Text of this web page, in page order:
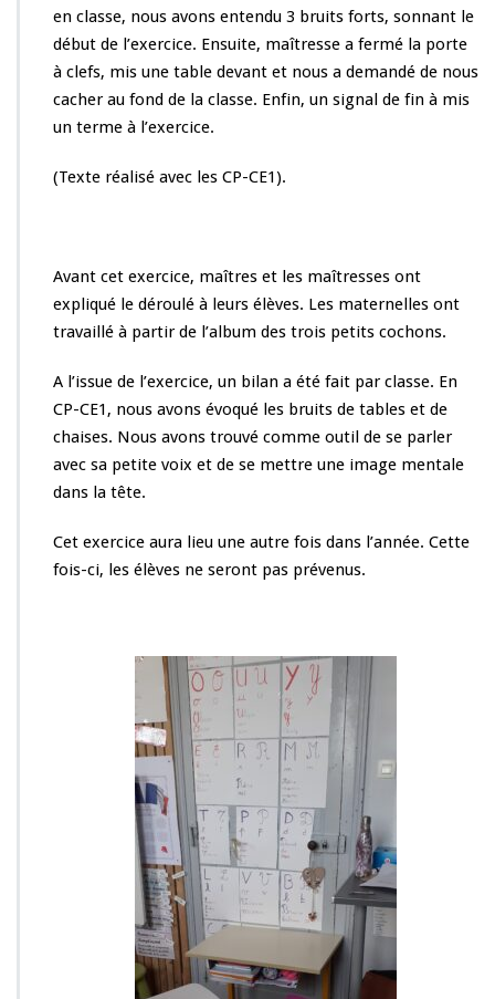
i
t
r
u
en classe, nous avons entendu 3 bruits forts, sonnant le
début de l’exercice. Ensuite, maîtresse a fermé la porte
à clefs, mis une table devant et nous a demandé de nous
cacher au fond de la classe. Enfin, un signal de fin à mis
un terme à l’exercice.
(Texte réalisé avec les CP-CE1).
Avant cet exercice, maîtres et les maîtresses ont
expliqué le déroulé à leurs élèves. Les maternelles ont
travaillé à partir de l’album des trois petits cochons.
A l’issue de l’exercice, un bilan a été fait par classe. En
CP-CE1, nous avons évoqué les bruits de tables et de
chaises. Nous avons trouvé comme outil de se parler
avec sa petite voix et de se mettre une image mentale
dans la tête.
Cet exercice aura lieu une autre fois dans l’année. Cette
fois-ci, les élèves ne seront pas prévenus.